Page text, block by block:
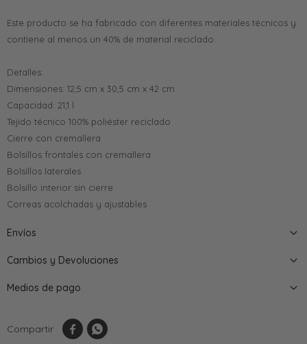
Este producto se ha fabricado con diferentes materiales técnicos y
contiene al menos un 40% de material reciclado.
Detalles:
Dimensiones: 12,5 cm x 30,5 cm x 42 cm
Capacidad: 21,1 l
Tejido técnico 100% poliéster reciclado
Cierre con cremallera
Bolsillos frontales con cremallera
Bolsillos laterales
Bolsillo interior sin cierre
Correas acolchadas y ajustables
Envíos
Cambios y Devoluciones
Medios de pago
 